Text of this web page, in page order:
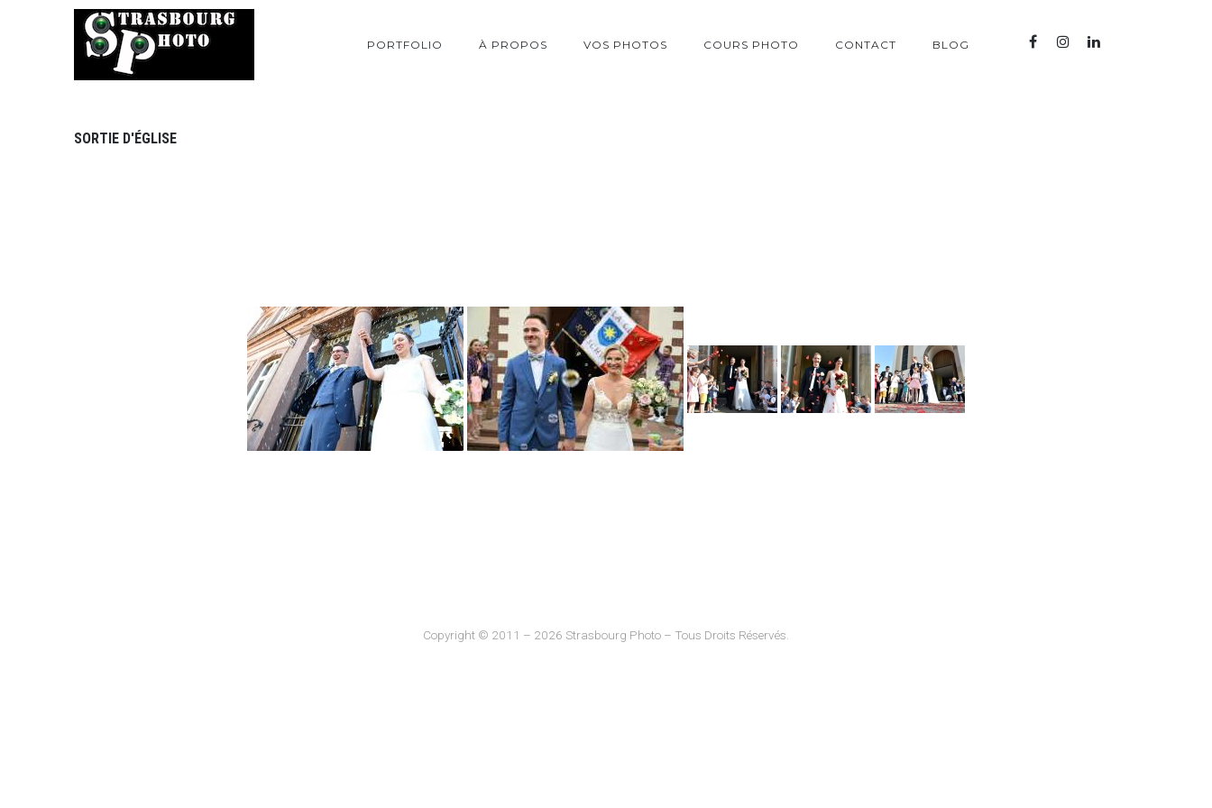
PORTFOLIO À PROPOS VOS PHOTOS COURS PHOTO CONTACT BLOG
SORTIE D'ÉGLISE
Copyright © 2011 – 2026 Strasbourg Photo – Tous Droits Réservés.